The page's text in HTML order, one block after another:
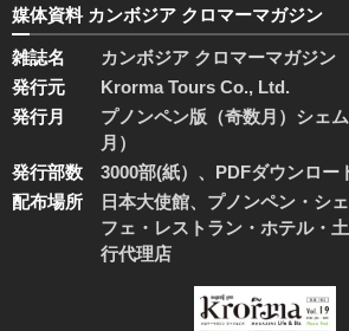
媒体資料 カンボジア クロマーマガジン
雑誌名
カンボジア クロマーマガジン
発行元
Krorma Tours Co., Ltd.
発行月
プノンペン版（奇数月）シェ
月）
発行部数
3000部(紙）、PDFダウンロー
配布場所
日本大使館、プノンペン・シ
フェ・レストラン・ホテル・
行代理店